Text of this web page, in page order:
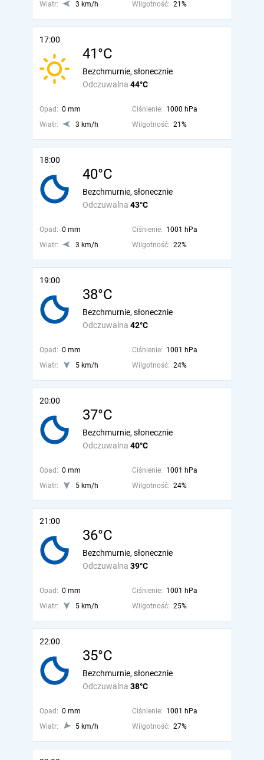
Wiatr:
3 km/h Wilgotność: 21%
17:00
41°C
Odczuwalna 44°C
Bezchmurnie, słonecznie
Opad: 0 mm Ciśnienie: 1000 hPa
Wiatr:
3 km/h Wilgotność: 21%
18:00
40°C
Odczuwalna 43°C
Bezchmurnie, słonecznie
Opad: 0 mm Ciśnienie: 1001 hPa
Wiatr:
3 km/h Wilgotność: 22%
19:00
38°C
Odczuwalna 42°C
Bezchmurnie, słonecznie
Opad: 0 mm Ciśnienie: 1001 hPa
Wiatr:
5 km/h Wilgotność: 24%
20:00
37°C
Odczuwalna 40°C
Bezchmurnie, słonecznie
Opad: 0 mm Ciśnienie: 1001 hPa
Wiatr:
5 km/h Wilgotność: 24%
21:00
36°C
Odczuwalna 39°C
Bezchmurnie, słonecznie
Opad: 0 mm Ciśnienie: 1001 hPa
Wiatr:
5 km/h Wilgotność: 25%
22:00
35°C
Odczuwalna 38°C
Bezchmurnie, słonecznie
Opad: 0 mm Ciśnienie: 1001 hPa
Wiatr:
5 km/h Wilgotność: 27%